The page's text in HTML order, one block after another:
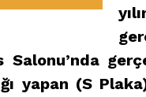
Salonu’nda
yapan (S